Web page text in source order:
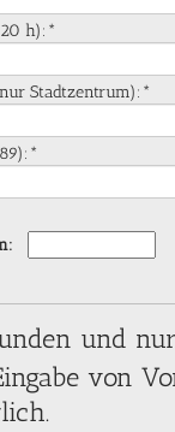
h):*
Stadtzentrum):*
und
von